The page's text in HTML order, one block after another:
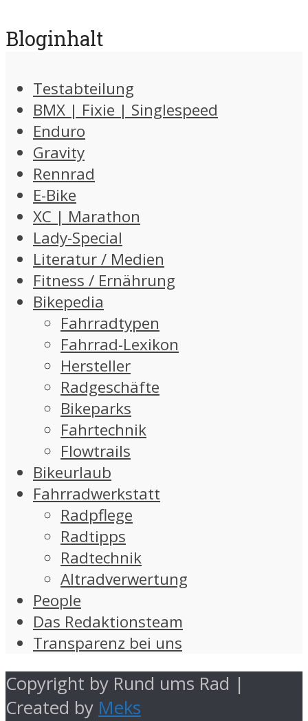
Bloginhalt
Testabteilung
BMX | Fixie | Singlespeed
Enduro
Gravity
Rennrad
E-Bike
XC | Marathon
Lady-Special
Literatur / Medien
Fitness / Ernährung
Bikepedia
Fahrradtypen
Fahrrad-Lexikon
Hersteller
Radgeschäfte
Bikeparks
Fahrtechnik
Flowtrails
Bikeurlaub
Fahrradwerkstatt
Radpflege
Radtipps
Radtechnik
Altradverwertung
People
Das Redaktionsteam
Transparenz bei uns
Copyright by Rund ums Rad |
Created by Meks